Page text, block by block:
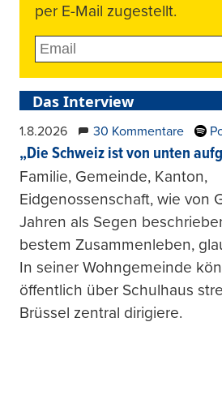
per E-Mail zugestellt.
Das Interview
1.8.2026 30 Kommentare
„Die Schweiz ist von unten
Familie, Gemeinde, Kanton,
Eidgenossenschaft, wie von
Jahren als Segen
bestem Zusammenleben,
In seiner Wohngemeinde
öffentlich über Schulhaus
Brüssel zentral dirigiere.